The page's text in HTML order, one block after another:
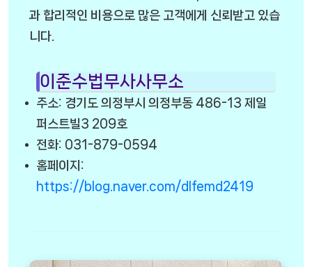
과 합리적인 비용으로 많은 고객에게 신뢰받고 있습
니다.
이준수법무사사무소
주소: 경기도 의정부시 의정부동 486-13 제일
퍼스트빌3 209호
전화: 031-879-0594
홈페이지:
https://blog.naver.com/dlfemd2419